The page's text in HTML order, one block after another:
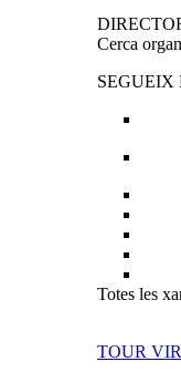
Cerca
SEGUEIX
Totes les
TOUR